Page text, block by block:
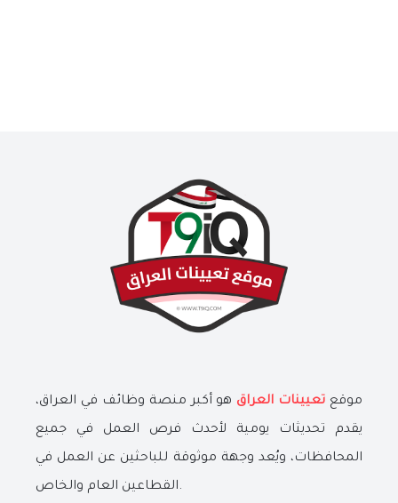
موقع تعيينات العراق هو أكبر منصة وظائف في العراق،
يقدم تحديثات يومية لأحدث فرص العمل في جميع
المحافظات، ويُعد وجهة موثوقة للباحثين عن العمل في
القطاعين العام والخاص.